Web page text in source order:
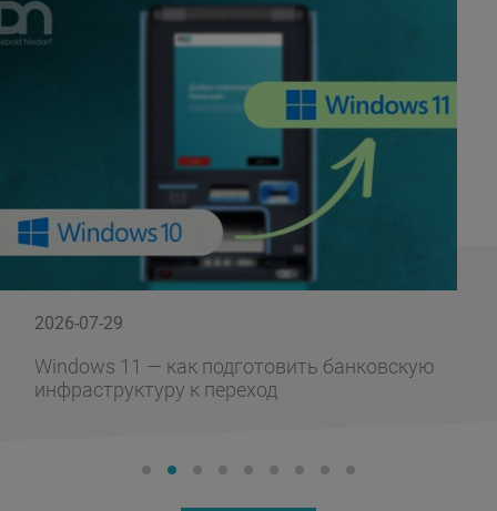
2026-07-29
Windows 11 — как подготовить банковскую
инфраструктуру к переход